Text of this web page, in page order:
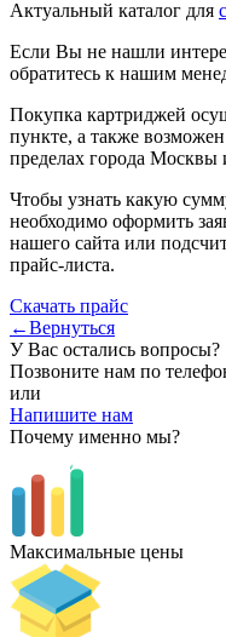
Актуальный каталог для
Если Вы не нашли
обратитесь к нашим
Покупка картриджей
пункте, а также
пределах города Москвы
Чтобы узнать какую
необходимо оформить
нашего сайта или
прайс-листа.
Скачать прайс
←Вернуться
У Вас остались вопросы?
Позвоните нам по
или
Напишите нам
Почему именно мы?
Максимальные цены